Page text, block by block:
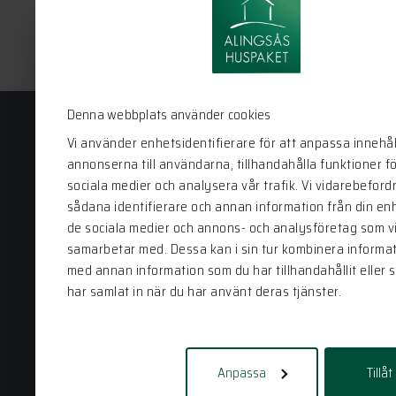
Denna webbplats använder cookies
Vi använder enhetsidentifierare för att anpassa
annonserna till användarna, tillhandahålla funktioner
sociala medier och analysera vår trafik. Vi
sådana identifierare och annan information från din
de sociala medier och annons- och analysföretag som vi
samarbetar med. Dessa kan i sin tur kombinera
med annan information som du har tillhandahållit eller
har samlat in när du har använt deras tjänster.
Anpassa Tillåt
Alingsås Huspaket
Bergstena Sågen 1
441 92 Alingsås
0322-22 95 50
info@alingsashuspaket.se